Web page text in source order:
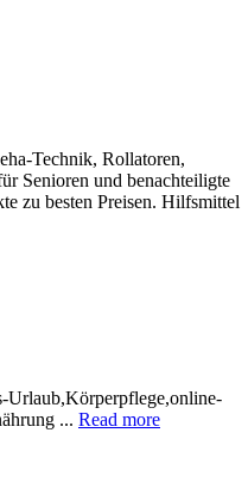
Technik, Rollatoren,
Senioren und benachteiligte
zu besten Preisen. Hilfsmittel
Urlaub,Körperpflege,online-
... Read more